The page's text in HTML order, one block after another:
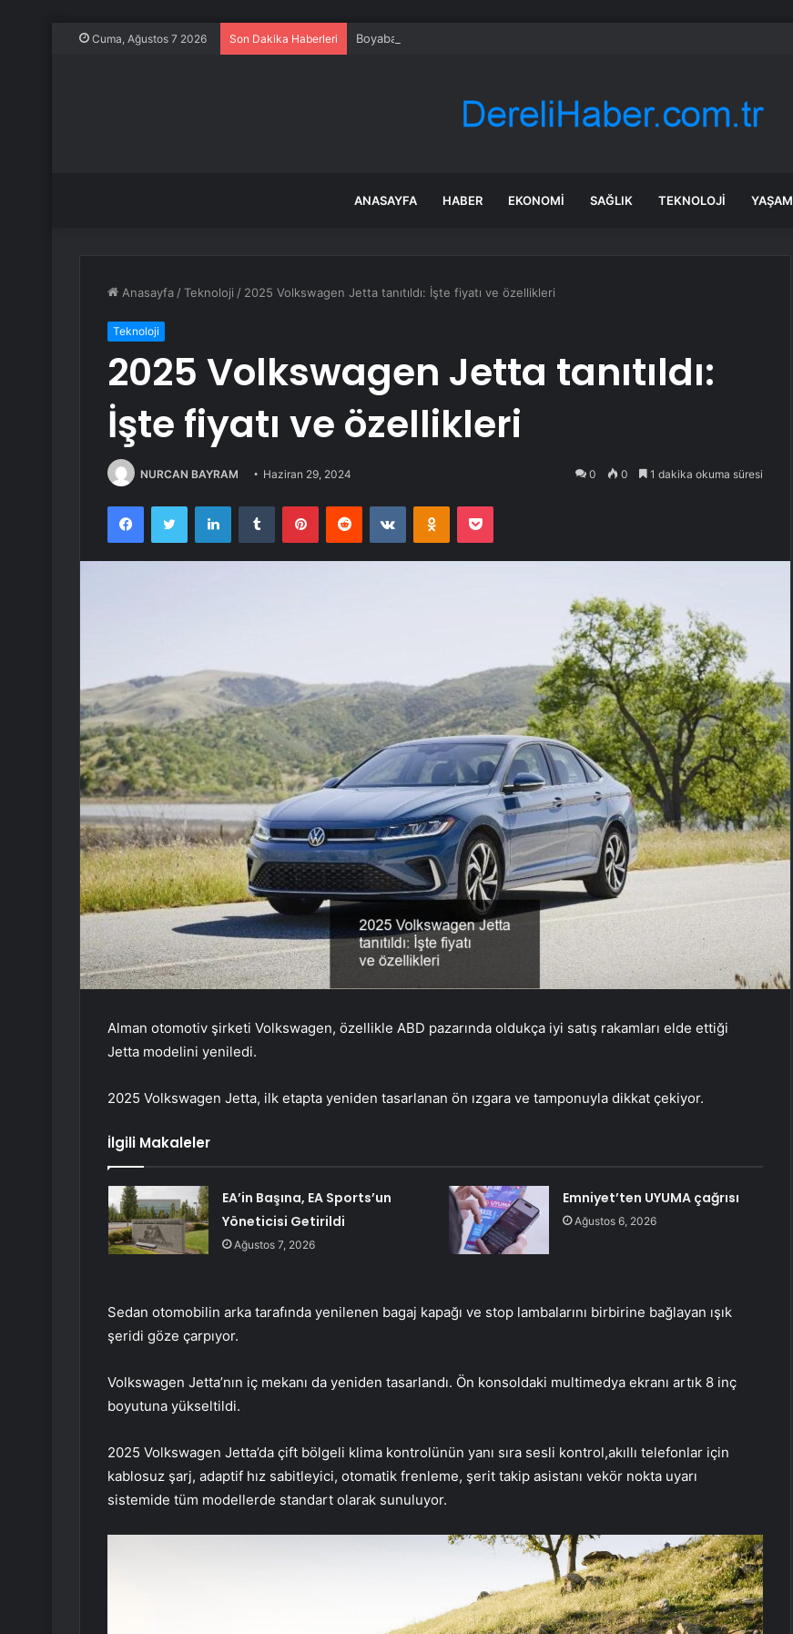
Cuma, Ağustos 7 2026 Son Dakika Haberleri Boyabat’ta Trafik Kazası: 5 Yaralı
ANASAYFA HABER EKONOMI SAĞLIK TEKNOLOJI YAŞAM
Anasayfa /Teknoloji / 2025 Volkswagen Jetta tanıtıldı: İşte fiyatı ve özellikleri
Teknoloji
2025 Volkswagen Jetta tanıtıldı:
İşte fiyatı ve özellikleri
NURCAN BAYRAM Haziran 29, 2024 0 0 1 dakika okuma süresi
FacebookTwitter LinkedInTumblr PinterestReddit VKontakteOdnoklassniki
Pocket
Alman otomotiv şirketi Volkswagen, özellikle ABD pazarında oldukça iyi satış rakamları elde ettiği
Jetta modelini yeniledi.
2025 Volkswagen Jetta, ilk etapta yeniden tasarlanan ön ızgara ve tamponuyla dikkat çekiyor.
İlgili Makaleler
EA’in Başına, EA Sports’un
Yöneticisi Getirildi
Ağustos 7, 2026
Emniyet’ten UYUMA çağrısı
Ağustos 6, 2026
Sedan otomobilin arka tarafında yenilenen bagaj kapağı ve stop lambalarını birbirine bağlayan ışık
şeridi göze çarpıyor.
Volkswagen Jetta’nın iç mekanı da yeniden tasarlandı. Ön konsoldaki multimedya ekranı artık 8 inç
boyutuna yükseltildi.
2025 Volkswagen Jetta’da çift bölgeli klima kontrolünün yanı sıra sesli kontrol,akıllı telefonlar için
kablosuz şarj, adaptif hız sabitleyici, otomatik frenleme, şerit takip asistanı vekör nokta uyarı
sistemide tüm modellerde standart olarak sunuluyor.